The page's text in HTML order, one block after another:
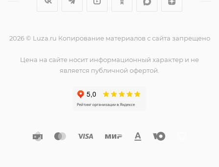
2026 © Luza.ru Копирование материалов с сайта запрещено
Цена на сайте носит информационный характер и не
является публичной офертой.